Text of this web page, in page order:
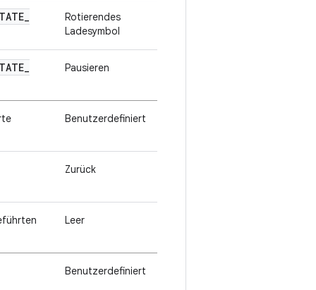
Rotierendes
Ladesymbol
Pausieren
Benutzerdefiniert
Zurück
Leer
Benutzerdefiniert